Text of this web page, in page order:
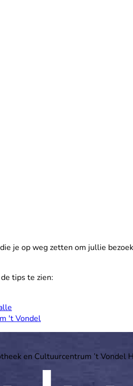
je op weg zetten om jullie
tips te zien:
't Vondel
en Cultuurcentrum ’t Vondel